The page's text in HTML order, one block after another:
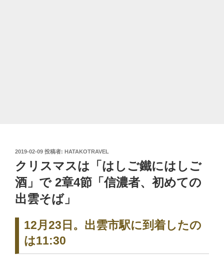
投
日:
2019-02-09 投稿者: HATAKOTRAVEL
クリスマスは「はしご鐵にはしご
酒」で 2章4節「信濃者、初めての
出雲そば」
12月23日。出雲市駅に到着したの
は11:30